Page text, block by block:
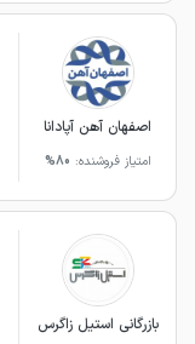
اصفهان آهن آپادانا
امتیاز فروشنده: 80%
بازرگانی استیل زاگرس